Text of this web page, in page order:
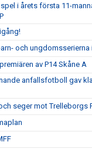
i årets första 11-
och ungdomsserierna
av P14 Skåne A
anfallsfotboll gav
seger mot Trelleborgs